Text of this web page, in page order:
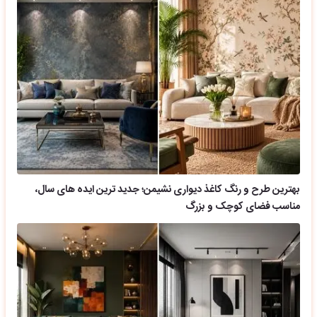
بهترین طرح و رنگ کاغذ دیواری نشیمن؛ جدید ترین ایده های سال،
مناسب فضای کوچک و بزرگ